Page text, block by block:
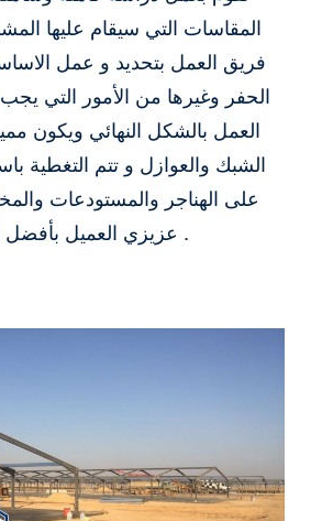
المقاسات التي سيقام عليها
فريق العمل بتحديد و عمل
الحفر وغيرها من الأمور التي يجب
العمل بالشكل النهائي ويكون
الشبك والعوازل و تتم التغطية
على الهناجر والمستودعات
عزيزي العميل بأفضل سعر .